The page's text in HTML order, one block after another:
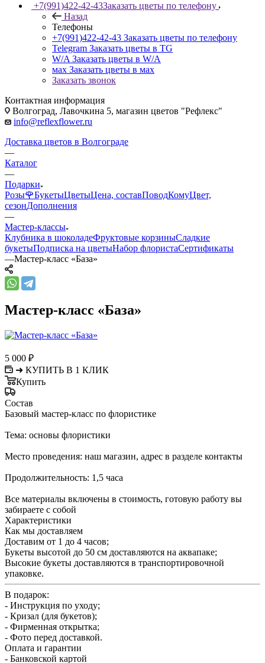
+7(991)422-42-43Заказать цветы по телефону
Назад
Телефоны
+7(991)422-42-43 Заказать цветы по телефону
Telegram Заказать цветы в TG
W/A Заказать цветы в W/A
мах Заказать цветы в мах
Заказать звонок
Контактная информация
Волгоград, Лавочкина 5, магазин цветов "Рефлекс"
info@reflexflower.ru
Доставка цветов в Волгограде
—
Каталог
—
Подарки
Розы🌹БукетыЦветыЦена, составПоводКомуЦвет,
сезонДополнения
—
Мастер-классы
Клубника в шоколадеФруктовые корзиныСладкие
букетыПодписка на цветыНабор флористаСертификаты
—Мастер-класс «База»
Мастер-класс «База»
5 000 ₽
➜ КУПИТЬ В 1 КЛИК
Купить
Состав
Базовый мастер-класс по флористике
Тема: основы флористики
Место проведения: наш магазин, адрес в разделе контакты
Продолжительность: 1,5 часа
Все материалы включены в стоимость, готовую работу вы
забираете с собой
Характеристики
Как мы доставляем
Доставим от 1 до 4 часов;
Букеты высотой до 50 см доставляются на аквапаке;
Высокие букеты доставляются в транспортировочной
упаковке.
В подарок:
- Инструкция по уходу;
- Кризал (для букетов);
- Фирменная открытка;
- Фото перед доставкой.
Оплата и гарантии
- Банковской картой